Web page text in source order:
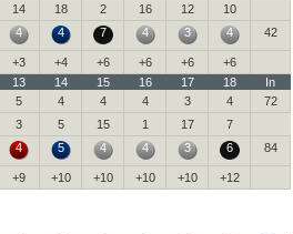
14 18 2 16 12
10
4 4 7 4 3 4 42
+3 +4 +6 +6 +6
+6
13 14 15 16 17 18
In
5 4 4 4 3 4
72
3 5 15 1 17
7
4 5 4 4 3 6 84
+9 +10 +10 +10 +10 +12